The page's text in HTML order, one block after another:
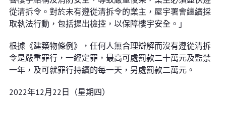
從清拆令。對於未有遵從清拆令的業主，屋宇署會繼續採
取執法行動，包括提出檢控，以保障樓宇安全。」
根據《建築物條例》，任何人無合理辯解而沒有遵從清拆
令是嚴重罪行，一經定罪，最高可處罰款二十萬元及監禁
一年，及可就罪行持續的每一天，另處罰款二萬元。
2022年12月22日（星期四）